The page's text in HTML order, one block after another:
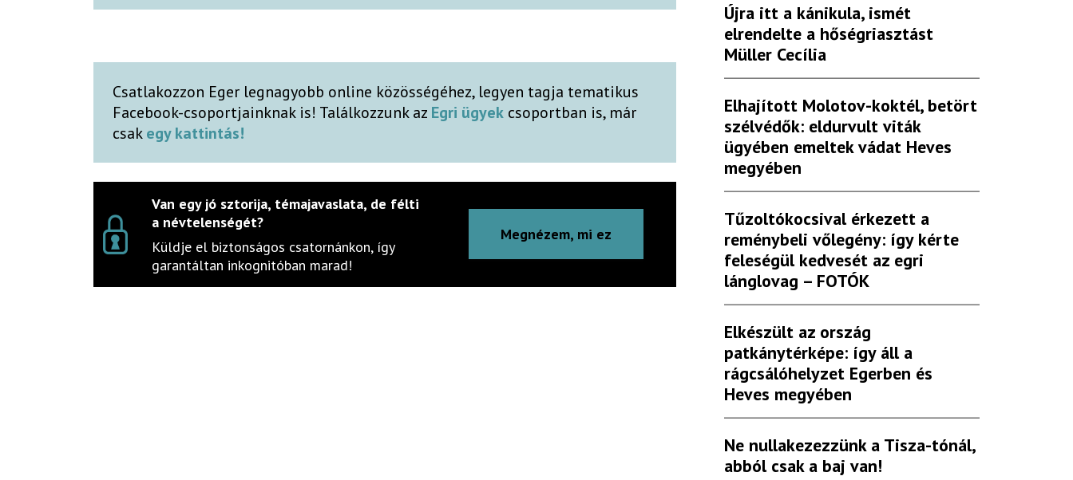
Csatlakozzon Eger legnagyobb online közösségéhez, legyen tagja tematikus
Facebook-csoportjainknak is! Találkozzunk az Egri ügyek csoportban is, már
csakegy kattintás!
Van egy jó sztorija, témajavaslata, de félti
a névtelenségét?
Küldje el biztonságos csatornánkon, így
garantáltan inkognitóban marad!
Megnézem, mi ez
Újra itt a kánikula, ismét
elrendelte a hőségriasztást
Müller Cecília
Elhajított Molotov-koktél, betört
szélvédők: eldurvult viták
ügyében emeltek vádat Heves
megyében
Tűzoltókocsival érkezett a
reménybeli vőlegény: így kérte
feleségül kedvesét az egri
lánglovag – FOTÓK
Elkészült az ország
patkánytérképe: így áll a
rágcsálóhelyzet Egerben és
Heves megyében
Ne nullakezezzünk a Tisza-tónál,
abból csak a baj van!